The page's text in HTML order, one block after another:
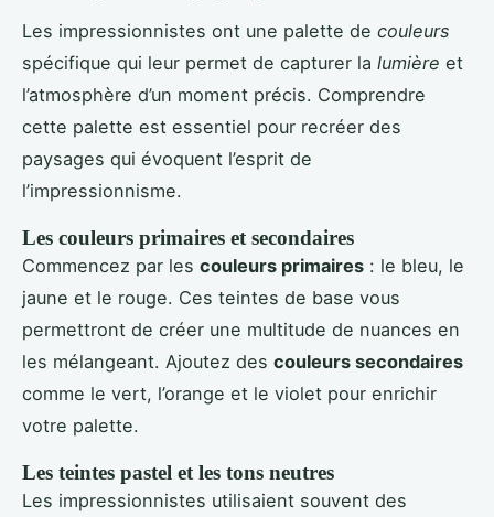
Les impressionnistes ont une palette de couleurs
spécifique qui leur permet de capturer la lumière et
l’atmosphère d’un moment précis. Comprendre
cette palette est essentiel pour recréer des
paysages qui évoquent l’esprit de
l’impressionnisme.
Les couleurs primaires et secondaires
Commencez par les couleurs primaires : le bleu, le
jaune et le rouge. Ces teintes de base vous
permettront de créer une multitude de nuances en
les mélangeant. Ajoutez des couleurs secondaires
comme le vert, l’orange et le violet pour enrichir
votre palette.
Les teintes pastel et les tons neutres
Les impressionnistes utilisaient souvent des